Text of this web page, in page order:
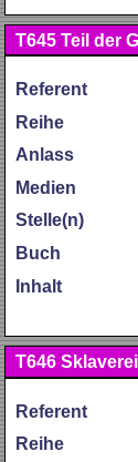
T645 Teil der
Referent
Reihe
Anlass
Medien
Stelle(n)
Buch
Inhalt
T646
Referent
Reihe